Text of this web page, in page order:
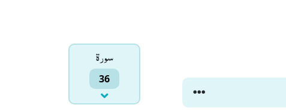
سورۃ
36